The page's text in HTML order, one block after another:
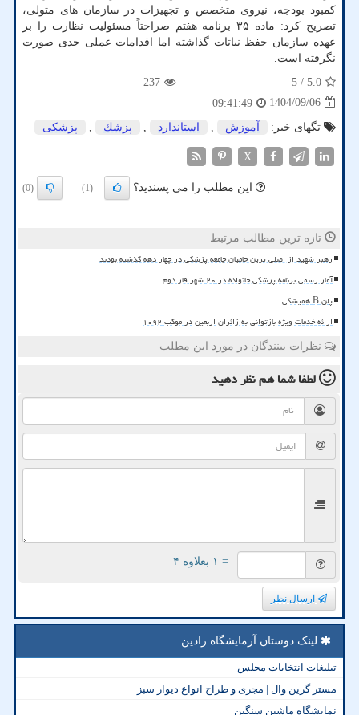
کمبود بودجه، نیروی متخصص و تجهیزات در سازمان های متولی،
تصریح کرد: ماده ۳۵ برنامه هفتم صراحتاً مسئولیت نظارت را بر
عهده سازمان حفظ نباتات گذاشته اما اقدامات عملی جدی صورت
نگرفته است.
5.0
/ 5
237
1404/09/06
09:41:49
تگهای خبر:
آموزش استاندارد پزشك پزشكی
X
این مطلب را می پسندید؟ (1)
(0)
تازه ترین مطالب مرتبط
رهبر شهید از اصلی ترین حامیان جامعه پزشکی در چهار دهه گذشته بودند
آغاز رسمی برنامه پزشکی خانواده در ۲۰ شهر فاز دوم
پلن B همیشگی
ارائه خدمات ویژه بازتوانی به زائران اربعین در موکب ۱۰۹۲
نظرات بینندگان در مورد این مطلب
لطفا شما همنظر دهید
= ۱ بعلاوه ۴
ارسال نظر
لینک دوستان آزمایشگاه رادین
تبلیغات انتخابات مجلس
مستر گرین وال | مجری و طراح انواع دیوار سبز
نمایشگاه ماشین سنگین